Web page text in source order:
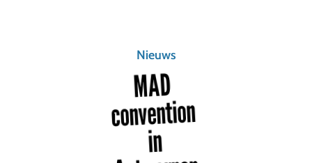
Nieuws
MAD
convention
in